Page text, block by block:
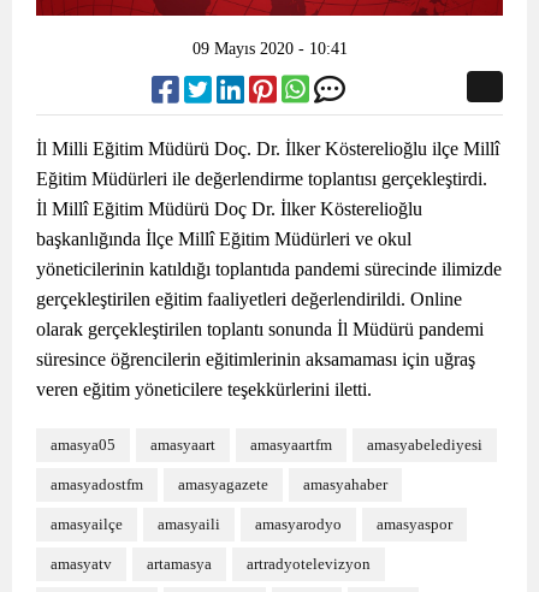
09 Mayıs 2020 - 10:41
İl Milli Eğitim Müdürü Doç. Dr. İlker Kösterelioğlu ilçe Millî
Eğitim Müdürleri ile değerlendirme toplantısı gerçekleştirdi.
İl Millî Eğitim Müdürü Doç Dr. İlker Kösterelioğlu
başkanlığında İlçe Millî Eğitim Müdürleri ve okul
yöneticilerinin katıldığı toplantıda pandemi sürecinde ilimizde
gerçekleştirilen eğitim faaliyetleri değerlendirildi. Online
olarak gerçekleştirilen toplantı sonunda İl Müdürü pandemi
süresince öğrencilerin eğitimlerinin aksamaması için uğraş
veren eğitim yöneticilere teşekkürlerini iletti.
amasya05 amasyaart amasyaartfm amasyabelediyesi
amasyadostfm amasyagazete amasyahaber
amasyailçe amasyaili amasyarodyo amasyaspor
amasyatv artamasya artradyotelevizyon